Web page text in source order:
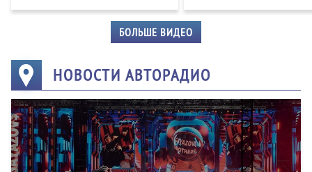
БОЛЬШЕ ВИДЕО
НОВОСТИ АВТОРАДИО